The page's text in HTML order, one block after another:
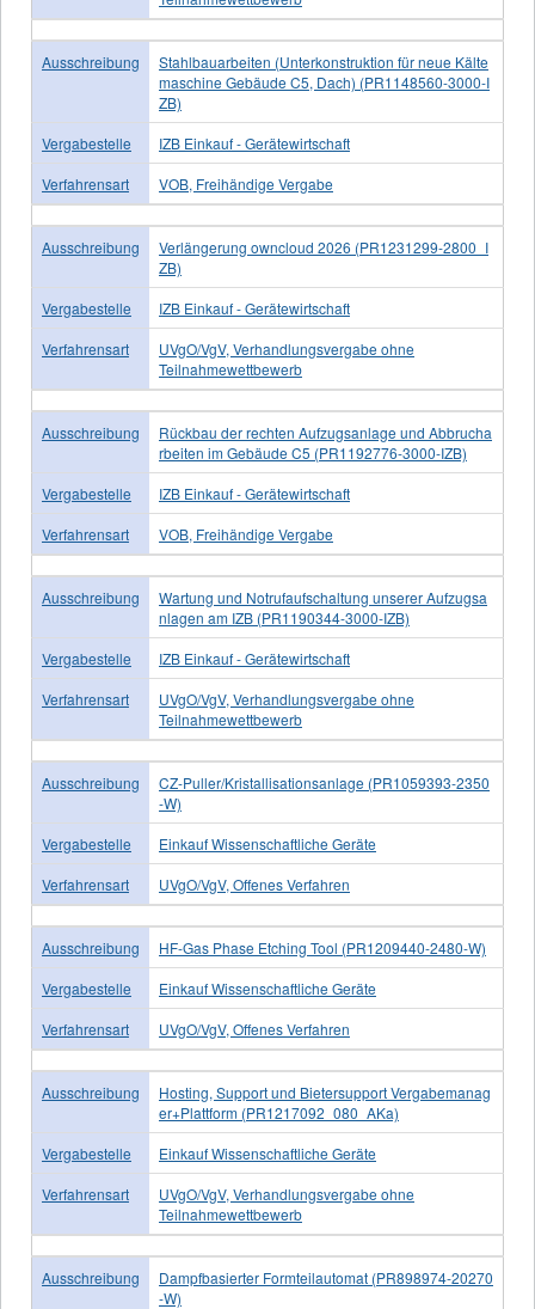
Ausschreibung
Stahlbauarbeiten (Unterkonstruktion für neue Kälte
maschine Gebäude C5, Dach) (PR1148560-3000-I
ZB)
Vergabestelle
IZB Einkauf - Gerätewirtschaft
Verfahrensart
VOB, Freihändige Vergabe
Ausschreibung
Verlängerung owncloud 2026 (PR1231299-2800_I
ZB)
Vergabestelle
IZB Einkauf - Gerätewirtschaft
Verfahrensart
UVgO/VgV, Verhandlungsvergabe ohne
Teilnahmewettbewerb
Ausschreibung
Rückbau der rechten Aufzugsanlage und Abbrucha
rbeiten im Gebäude C5 (PR1192776-3000-IZB)
Vergabestelle
IZB Einkauf - Gerätewirtschaft
Verfahrensart
VOB, Freihändige Vergabe
Ausschreibung
Wartung und Notrufaufschaltung unserer Aufzugsa
nlagen am IZB (PR1190344-3000-IZB)
Vergabestelle
IZB Einkauf - Gerätewirtschaft
Verfahrensart
UVgO/VgV, Verhandlungsvergabe ohne
Teilnahmewettbewerb
Ausschreibung
CZ-Puller/Kristallisationsanlage (PR1059393-2350
-W)
Vergabestelle
Einkauf Wissenschaftliche Geräte
Verfahrensart
UVgO/VgV, Offenes Verfahren
Ausschreibung
HF-Gas Phase Etching Tool (PR1209440-2480-W)
Vergabestelle
Einkauf Wissenschaftliche Geräte
Verfahrensart
UVgO/VgV, Offenes Verfahren
Ausschreibung
Hosting, Support und Bietersupport Vergabemanag
er+Plattform (PR1217092_080_AKa)
Vergabestelle
Einkauf Wissenschaftliche Geräte
Verfahrensart
UVgO/VgV, Verhandlungsvergabe ohne
Teilnahmewettbewerb
Ausschreibung
Dampfbasierter Formteilautomat (PR898974-20270
-W)